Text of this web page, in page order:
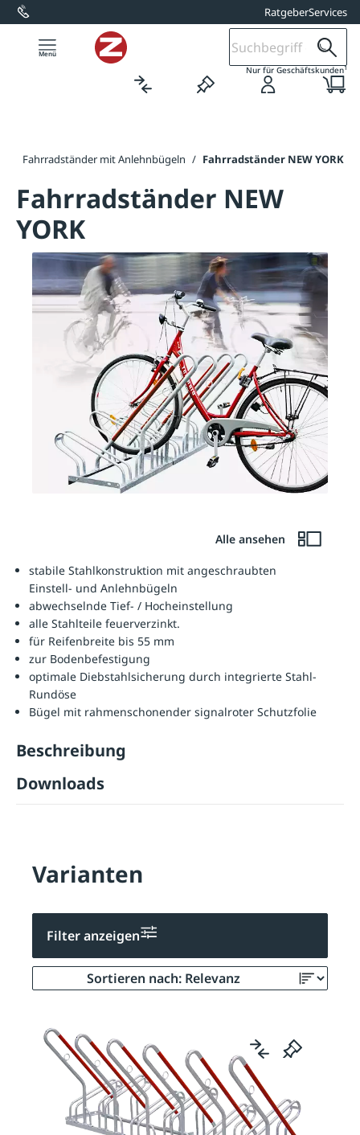
springen RatgeberServices
Nur für Geschäftskunden1
Fahrradständer mit Anlehnbügeln / Fahrradständer NEW YORK
Fahrradständer NEW
YORK
Alle ansehen
stabile Stahlkonstruktion mit angeschraubten
Einstell- und Anlehnbügeln
abwechselnde Tief- / Hocheinstellung
alle Stahlteile feuerverzinkt.
für Reifenbreite bis 55 mm
zur Bodenbefestigung
optimale Diebstahlsicherung durch integrierte Stahl-
Rundöse
Bügel mit rahmenschonender signalroter Schutzfolie
Beschreibung
Downloads
Varianten
Filter anzeigen